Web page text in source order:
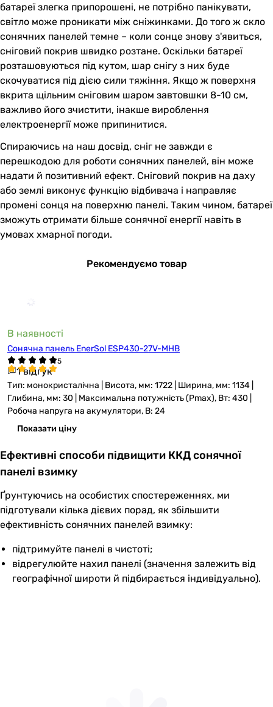
батареї злегка припорошені, не потрібно панікувати,
світло може проникати між сніжинками. До того ж скло
сонячних панелей темне – коли сонце знову з'явиться,
сніговий покрив швидко розтане. Оскільки батареї
розташовуються під кутом, шар снігу з них буде
скочуватися під дією сили тяжіння. Якщо ж поверхня
вкрита щільним сніговим шаром завтовшки 8-10 см,
важливо його зчистити, інакше вироблення
електроенергії може припинитися.
Спираючись на наш досвід, сніг не завжди є
перешкодою для роботи сонячних панелей, він може
надати й позитивний ефект. Сніговий покрив на даху
або землі виконує функцію відбивача і направляє
промені сонця на поверхню панелі. Таким чином, батареї
зможуть отримати більше сонячної енергії навіть в
умовах хмарної погоди.
Рекомендуємо товар
В наявності
Сонячна панель EnerSol ESP430-27V-MHB
1 відгук
Тип: монокристалічна | Висота, мм: 1722 | Ширина, мм: 1134 |
Глибина, мм: 30 | Максимальна потужність (Pmax), Вт: 430 |
Робоча напруга на акумулятори, В: 24
Показати ціну
Ефективні способи підвищити ККД сонячної
панелі взимку
Ґрунтуючись на особистих спостереженнях, ми
підготували кілька дієвих порад, як збільшити
ефективність сонячних панелей взимку:
підтримуйте панелі в чистоті;
відрегулюйте нахил панелі (значення залежить від
географічної широти й підбирається індивідуально).